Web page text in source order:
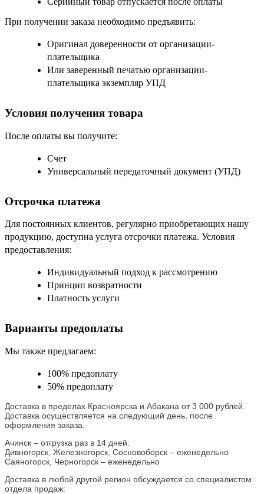
При получении заказа необходимо предъявить:
Оригинал доверенности от организации-
плательщика
Или заверенный печатью организации-
плательщика экземпляр УПД
Условия получения товара
После оплаты вы получите:
Счет
Универсальный передаточный документ (УПД)
Отсрочка платежа
Для постоянных клиентов, регулярно приобретающих нашу
продукцию, доступна услуга отсрочки платежа. Условия
предоставления:
Индивидуальный подход к рассмотрению
Принцип возвратности
Платность услуги
Варианты предоплаты
Мы также предлагаем:
100% предоплату
50% предоплату
Доставка в пределах Красноярска и Абакана от 3 000 рублей.
Доставка осуществляется на следующий день, после
оформления заказа.
Ачинск – отгрузка раз в 14 дней.
Дивногорск, Железногорск, Сосновоборск – еженедельно
Саяногорск, Черногорск – еженедельно
Доставка в любой другой регион обсуждается со специалистом
отдела продаж: